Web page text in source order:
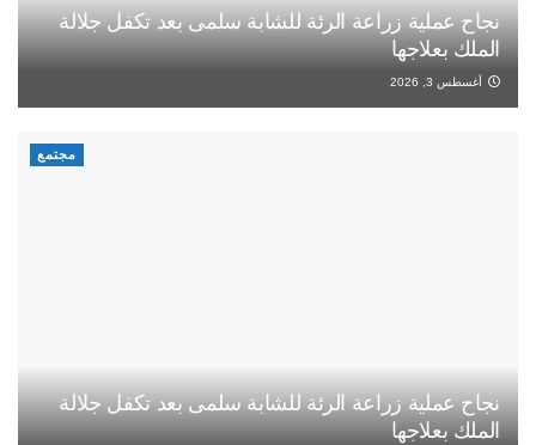
نجاح عملية زراعة الرئة للشابة سلمى بعد تكفل جلالة
الملك بعلاجها
أغسطس 3, 2026
مجتمع
نجاح عملية زراعة الرئة للشابة سلمى بعد تكفل جلالة
الملك بعلاجها